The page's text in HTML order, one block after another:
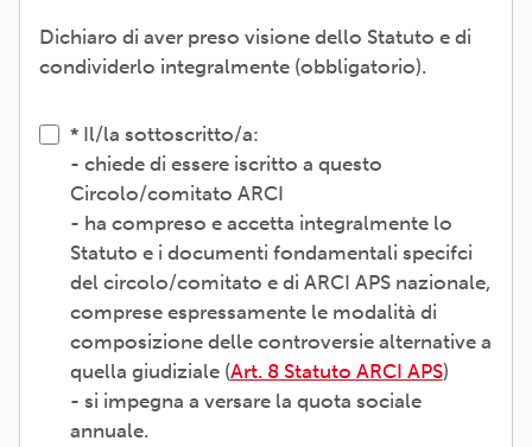
Dichiaro di aver preso visione dello Statuto e di
condividerlo integralmente (obbligatorio).
Il/la sottoscritto/a:
- chiede di essere iscritto a questo
Circolo/comitato ARCI
- ha compreso e accetta integralmente lo
Statuto e i documenti fondamentali specifci
del circolo/comitato e di ARCI APS nazionale,
comprese espressamente le modalità di
composizione delle controversie alternative a
quella giudiziale (Art. 8 Statuto ARCI APS)
- si impegna a versare la quota sociale
annuale.